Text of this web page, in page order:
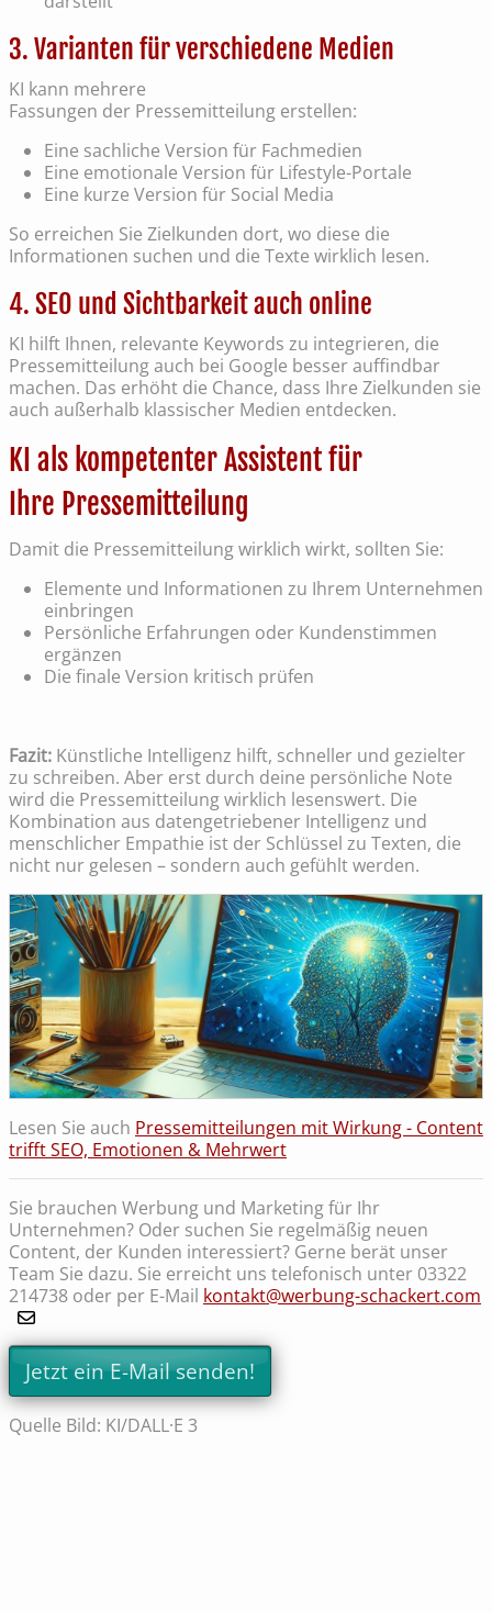
3. Varianten für verschiedene Medien
KI kann mehrere
Fassungen der Pressemitteilung erstellen:
Eine sachliche Version für Fachmedien
Eine emotionale Version für Lifestyle-Portale
Eine kurze Version für Social Media
So erreichen Sie Zielkunden dort, wo diese die
Informationen suchen und die Texte wirklich lesen.
4. SEO und Sichtbarkeit auch online
KI hilft Ihnen, relevante Keywords zu integrieren, die
Pressemitteilung auch bei Google besser auffindbar
machen. Das erhöht die Chance, dass Ihre Zielkunden sie
auch außerhalb klassischer Medien entdecken.
KI als kompetenter Assistent für
Ihre Pressemitteilung
Damit die Pressemitteilung wirklich wirkt, sollten Sie:
Elemente und Informationen zu Ihrem Unternehmen
einbringen
Persönliche Erfahrungen oder Kundenstimmen
ergänzen
Die finale Version kritisch prüfen
Fazit: Künstliche Intelligenz hilft, schneller und gezielter
zu schreiben. Aber erst durch deine persönliche Note
wird die Pressemitteilung wirklich lesenswert. Die
Kombination aus datengetriebener Intelligenz und
menschlicher Empathie ist der Schlüssel zu Texten, die
nicht nur gelesen – sondern auch gefühlt werden.
Lesen Sie auch Pressemitteilungen mit Wirkung - Content
trifft SEO, Emotionen & Mehrwert
Sie brauchen Werbung und Marketing für Ihr
Unternehmen? Oder suchen Sie regelmäßig neuen
Content, der Kunden interessiert? Gerne berät unser
Team Sie dazu. Sie erreicht uns telefonisch unter 03322
214738 oder per E-Mail kontakt@werbung-schackert.com
Jetzt ein E-Mail senden!
Quelle Bild: KI/DALL·E 3